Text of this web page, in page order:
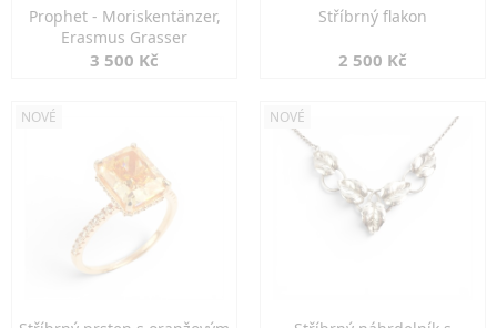
Prophet - Moriskentänzer,
Erasmus Grasser
3 500 Kč
Stříbrný flakon
2 500 Kč
NOVÉ NOVÉ